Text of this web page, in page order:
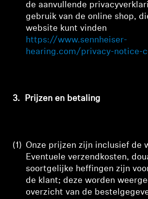
de aanvullende
gebruik van de online shop,
website kunt vinden
https://www.sennheiser-
hearing.com/privacy-notice-
3. Prijzen en betaling
(1) Onze prijzen zijn inclusief de
Eventuele verzendkosten,
soortgelijke heffingen zijn
de klant; deze worden
overzicht van de